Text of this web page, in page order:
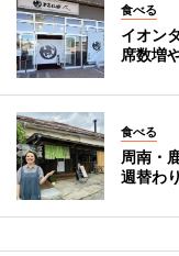
食べる
イオン
席数増
食べる
周南・
週替わ